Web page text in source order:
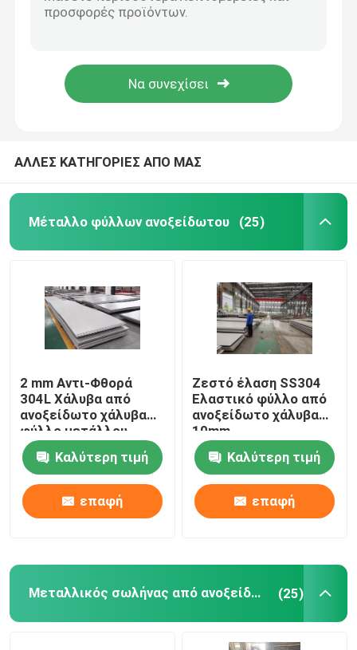
Ράβδος από ανοξείδωτο χάλυβα
304 σπείρα ανοξείδωτου
304 φύλλο ανοξείδωτου
316 Σωλήνας από ανοξείδωτο χάλυβα
Σύρμα από χαλκό
Τραπέζι καλωδίων από ανοξείδωτο χάλυβα
ΑΛΛΕΣ ΚΑΤΗΓΟΡΙΕΣ ΑΠΟ ΜΑΣ
Μέταλλο φύλλων ανοξείδωτου (25)
2 mm Αντι-Φθορά
304L Χάλυβα από
ανοξείδωτο χάλυβα
φύλλο μετάλλου
Καλύτερη τιμή
επαφή
Ζεστό έλαση SS304
Ελαστικό φύλλο από
ανοξείδωτο χάλυβα
10mm
Προσαρμοσμένο
Καλύτερη τιμή
επαφή
Μεταλλικός σωλήνας από ανοξείδωτο χάλυβα (25)